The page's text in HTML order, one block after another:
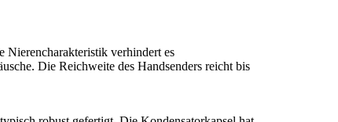
Nierencharakteristik verhindert es
Die Reichweite des Handsenders reicht bis